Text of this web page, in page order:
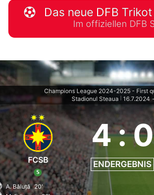
WM 2026 Spielplan
downloaden &
Das neue DFB
Im offiziellen DFB
Champions League 2024-2025 - First
Stadionul Steaua 16.7.2024 -
FCSB
S
4:0
ENDERGEBNIS
A. Băluță 20'